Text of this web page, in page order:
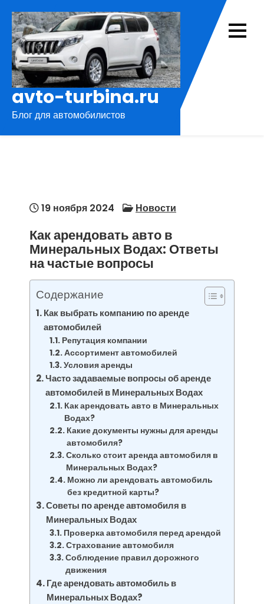
содержимому
avto-turbina.ru
Блог для автомобилистов
19 ноября 2024 Новости
Как арендовать авто в
Минеральных Водах: Ответы
на частые вопросы
Содержание
Как выбрать компанию по аренде
автомобилей
Репутация компании
Ассортимент автомобилей
Условия аренды
Часто задаваемые вопросы об аренде
автомобилей в Минеральных Водах
Как арендовать авто в Минеральных
Водах?
Какие документы нужны для аренды
автомобиля?
Сколько стоит аренда автомобиля в
Минеральных Водах?
Можно ли арендовать автомобиль
без кредитной карты?
Советы по аренде автомобиля в
Минеральных Водах
Проверка автомобиля перед арендой
Страхование автомобиля
Соблюдение правил дорожного
движения
Где арендовать автомобиль в
Минеральных Водах?